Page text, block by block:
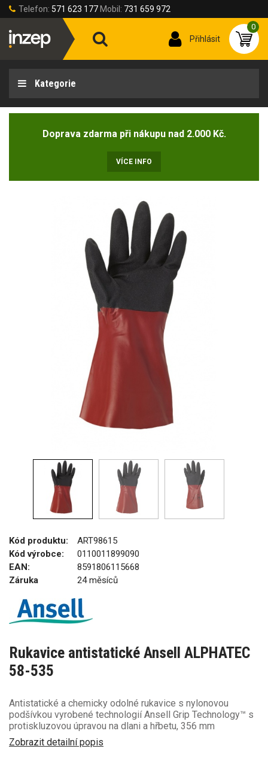
Telefon: 571 623 177 Mobil: 731 659 972
Přihlásit
0
Kategorie
Doprava zdarma při nákupu nad 2.000 Kč.
VÍCE INFO
Kód produktu:
ART98615
Kód výrobce:
0110011899090
EAN:
8591806115668
Záruka
24 měsíců
Rukavice antistatické Ansell ALPHATEC
58-535
Antistatické a chemicky odolné rukavice s nylonovou
podšívkou vyrobené technologií Ansell Grip Technology™ s
protiskluzovou úpravou na dlani a hřbetu, 356 mm
Zobrazit detailní popis